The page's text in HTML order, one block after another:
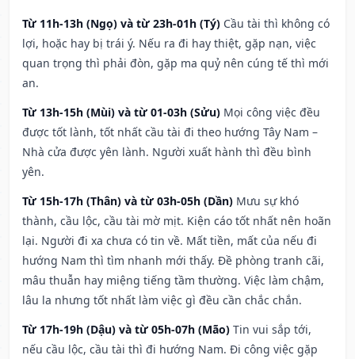
Từ 11h-13h (Ngọ) và từ 23h-01h (Tý) Cầu tài thì không có
lợi, hoặc hay bị trái ý. Nếu ra đi hay thiệt, gặp nạn, việc
quan trọng thì phải đòn, gặp ma quỷ nên cúng tế thì mới
an.
Từ 13h-15h (Mùi) và từ 01-03h (Sửu) Mọi công việc đều
được tốt lành, tốt nhất cầu tài đi theo hướng Tây Nam –
Nhà cửa được yên lành. Người xuất hành thì đều bình
yên.
Từ 15h-17h (Thân) và từ 03h-05h (Dần) Mưu sự khó
thành, cầu lộc, cầu tài mờ mịt. Kiện cáo tốt nhất nên hoãn
lại. Người đi xa chưa có tin về. Mất tiền, mất của nếu đi
hướng Nam thì tìm nhanh mới thấy. Đề phòng tranh cãi,
mâu thuẫn hay miệng tiếng tầm thường. Việc làm chậm,
lâu la nhưng tốt nhất làm việc gì đều cần chắc chắn.
Từ 17h-19h (Dậu) và từ 05h-07h (Mão) Tin vui sắp tới,
nếu cầu lộc, cầu tài thì đi hướng Nam. Đi công việc gặp